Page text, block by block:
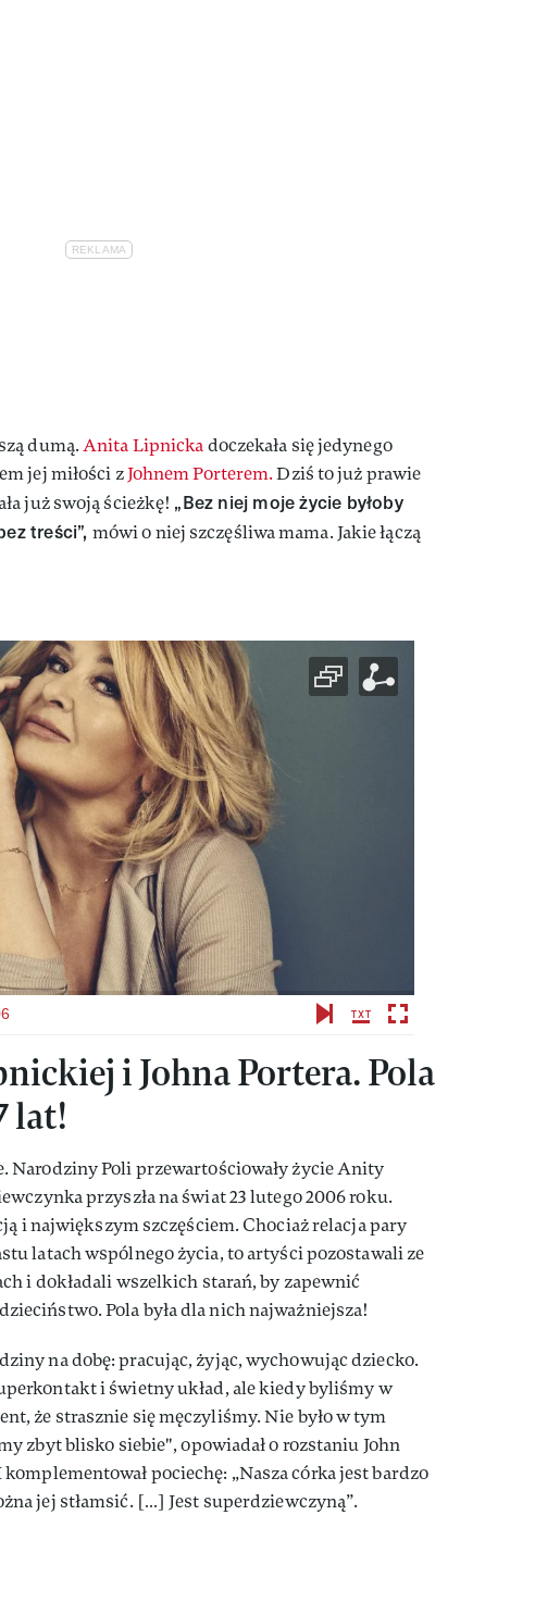
dumą.Anita Lipnickadoczekała się jedynego
jej miłości zJohnem Porterem.Dziś to już prawie
już swoją ścieżkę! „Bez niej moje życie byłoby
treści”, mówi o niej szczęśliwa mama. Jakie łączą
i Johna Portera. Pola
lat!
Narodziny Poli przewartościowały życie Anity
przyszła na świat 23 lutego 2006 roku.
i największym szczęściem. Chociaż relacja pary
latach wspólnego życia, to artyści pozostawali ze
i dokładali wszelkich starań, by zapewnić
Pola była dla nich najważniejsza!
na dobę: pracując, żyjąc, wychowując dziecko.
i świetny układ, ale kiedy byliśmy w
że strasznie się męczyliśmy. Nie było w tym
zbyt blisko siebie", opowiadał o rozstaniu John
pociechę: „Nasza córka jest bardzo
jej stłamsić. […] Jest superdziewczyną”.